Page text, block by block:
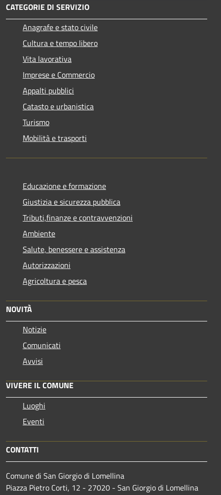
CATEGORIE DI SERVIZIO
Anagrafe e stato civile
Cultura e tempo libero
Vita lavorativa
Imprese e Commercio
Appalti pubblici
Catasto e urbanistica
Turismo
Mobilità e trasporti
Educazione e formazione
Giustizia e sicurezza pubblica
Tributi,finanze e contravvenzioni
Ambiente
Salute, benessere e assistenza
Autorizzazioni
Agricoltura e pesca
NOVITÀ
Notizie
Comunicati
Avvisi
VIVERE IL COMUNE
Luoghi
Eventi
CONTATTI
Comune di San Giorgio di Lomellina
Piazza Pietro Corti, 12 - 27020 - San Giorgio di Lomellina